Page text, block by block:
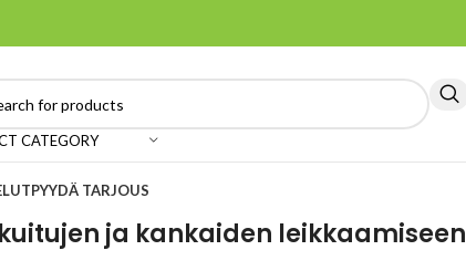
CATEGORY
PYYDÄ TARJOUS
ja kankaiden leikkaamiseen